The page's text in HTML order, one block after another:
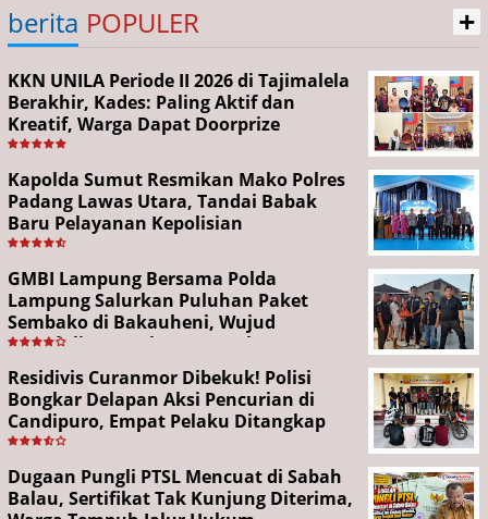
berita POPULER +
KKN UNILA Periode II 2026 di Tajimalela
Berakhir, Kades: Paling Aktif dan
Kreatif, Warga Dapat Doorprize
Kapolda Sumut Resmikan Mako Polres
Padang Lawas Utara, Tandai Babak
Baru Pelayanan Kepolisian
GMBI Lampung Bersama Polda
Lampung Salurkan Puluhan Paket
Sembako di Bakauheni, Wujud
Kepedulian Sambut HUT RI ke-81
Residivis Curanmor Dibekuk! Polisi
Bongkar Delapan Aksi Pencurian di
Candipuro, Empat Pelaku Ditangkap
Dugaan Pungli PTSL Mencuat di Sabah
Balau, Sertifikat Tak Kunjung Diterima,